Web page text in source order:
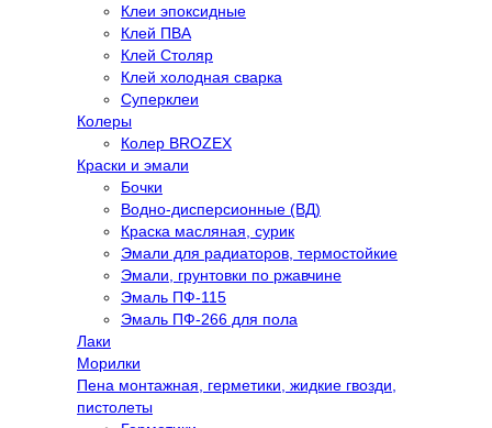
Клеи эпоксидные
Клей ПВА
Клей Столяр
Клей холодная сварка
Суперклеи
Колеры
Колер BROZEX
Краски и эмали
Бочки
Водно-дисперсионные (ВД)
Краска масляная, сурик
Эмали для радиаторов, термостойкие
Эмали, грунтовки по ржавчине
Эмаль ПФ-115
Эмаль ПФ-266 для пола
Лаки
Морилки
Пена монтажная, герметики, жидкие гвозди,
пистолеты